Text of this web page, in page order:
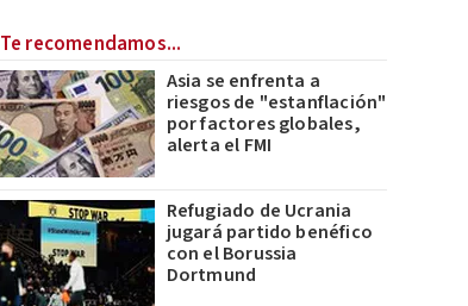
Te recomendamos...
Asia se enfrenta a
riesgos de "estanflación"
por factores globales,
alerta el FMI
Refugiado de Ucrania
jugará partido benéfico
con el Borussia
Dortmund